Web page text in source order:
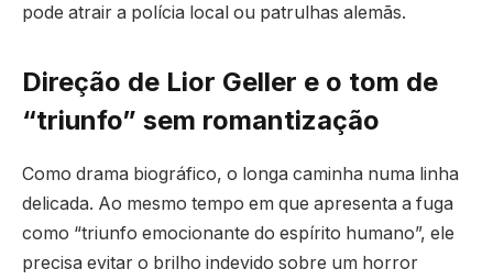
pode atrair a polícia local ou patrulhas alemãs.
Direção de Lior Geller e o tom de
“triunfo” sem romantização
Como drama biográfico, o longa caminha numa linha
delicada. Ao mesmo tempo em que apresenta a fuga
como “triunfo emocionante do espírito humano”, ele
precisa evitar o brilho indevido sobre um horror